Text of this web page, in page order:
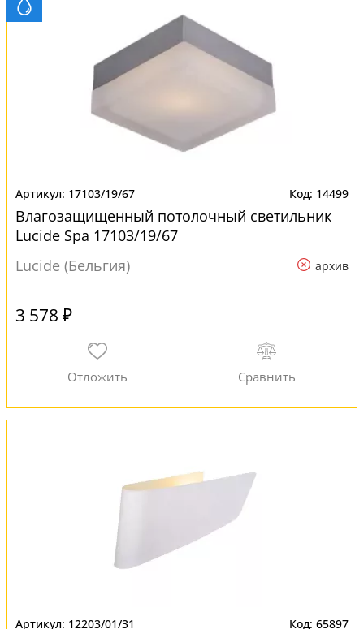
17103/19/67 14499
Влагозащищенный потолочный светильник
Lucide Spa 17103/19/67
Lucide (Бельгия)
архив
3 578 ₽
12203/01/31 65897